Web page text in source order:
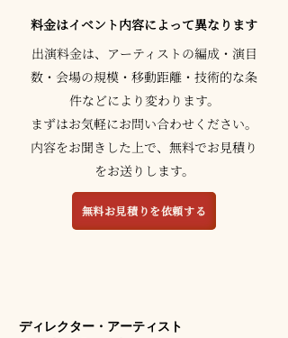
料金はイベント内容によって異なります
出演料金は、アーティストの編成・演目
数・会場の規模・移動距離・技術的な条
件などにより変わります。
まずはお気軽にお問い合わせください。
内容をお聞きした上で、無料でお見積り
をお送りします。
無料お見積りを依頼する
ディレクター・アーティスト